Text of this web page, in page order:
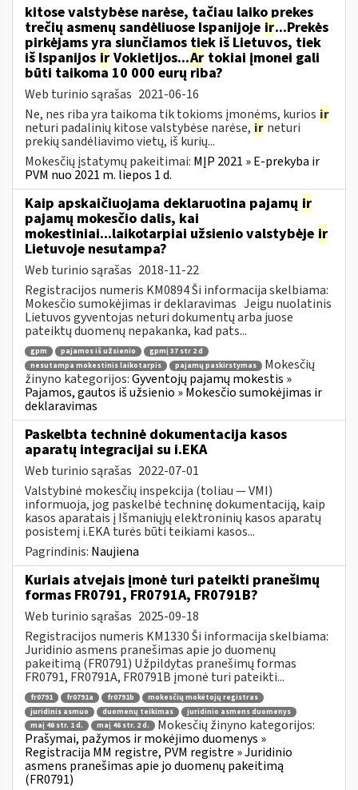
kitose valstybėse narėse, tačiau laiko prekes
trečių asmenų sandėliuose Ispanijoje ir...Prekės
pirkėjams yra siunčiamos tiek iš Lietuvos, tiek
iš Ispanijos ir Vokietijos...Ar tokiai įmonei gali
būti taikoma 10 000 eurų riba?
Web turinio sąrašas 2021-06-16
Ne, nes riba yra taikoma tik tokioms įmonėms, kurios ir
neturi padalinių kitose valstybėse narėse, ir neturi
prekių sandėliavimo vietų, iš kurių...
Mokesčių įstatymų pakeitimai: MĮP 2021 » E-prekyba ir
PVM nuo 2021 m. liepos 1 d.
Kaip apskaičiuojama deklaruotina pajamų ir
pajamų mokesčio dalis, kai
mokestiniai...laikotarpiai užsienio valstybėje ir
Lietuvoje nesutampa?
Web turinio sąrašas 2018-11-22
Registracijos numeris KM0894 Ši informacija skelbiama:
Mokesčio sumokėjimas ir deklaravimas Jeigu nuolatinis
Lietuvos gyventojas neturi dokumentų arba juose
pateiktų duomenų nepakanka, kad pats...
gpm pajamos iš užsienio
gpmį 37 str 2 d
nesutampa mokestinis laikotarpis
pajamų paskirstymas
Mokesčių
žinyno kategorijos:Gyventojų pajamų mokestis »
Pajamos, gautos iš užsienio » Mokesčio sumokėjimas ir
deklaravimas
Paskelbta techninė dokumentacija kasos
aparatų integracijai su i.EKA
Web turinio sąrašas 2022-07-01
Valstybinė mokesčių inspekcija (toliau — VMI)
informuoja, jog paskelbė techninę dokumentaciją, kaip
kasos aparatais į Išmaniųjų elektroninių kasos aparatų
posistemį i.EKA turės būti teikiami kasos...
Pagrindinis: Naujiena
Kuriais atvejais įmonė turi pateikti pranešimų
formas FR0791, FR0791A, FR0791B?
Web turinio sąrašas 2025-09-18
Registracijos numeris KM1330 Ši informacija skelbiama:
Juridinio asmens pranešimas apie jo duomenų
pakeitimą (FR0791) Užpildytas pranešimų formas
FR0791, FR0791A, FR0791B įmonė turi pateikti...
fr0791 fr0791a fr0791b
mokesčių mokėtojų registras
juridinis asmuo
duomenų teikimas
juridinio asmens duomenys
maį 46 str. 1 d.
maį 46 str. 2 d.
Mokesčių žinyno kategorijos:
Prašymai, pažymos ir mokėjimo duomenys »
Registracija MM registre, PVM registre » Juridinio
asmens pranešimas apie jo duomenų pakeitimą
(FR0791)